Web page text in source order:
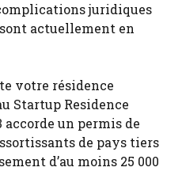
juridiques
actuellement en
votre résidence
Startup Residence
accorde un permis de
de pays tiers
d’au moins 25 000